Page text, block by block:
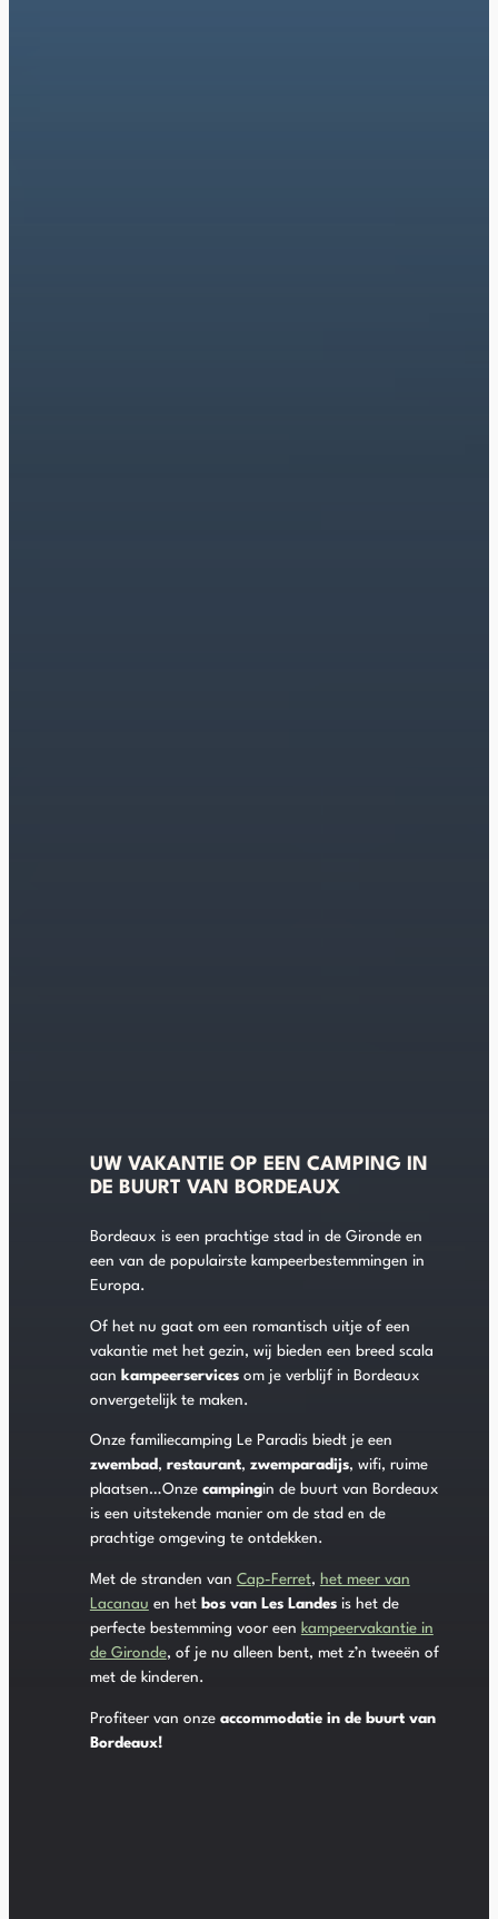
UW VAKANTIE OP EEN CAMPING IN
DE BUURT VAN BORDEAUX
Bordeaux is een prachtige stad in de Gironde en
een van de populairste kampeerbestemmingen in
Europa.
Of het nu gaat om een romantisch uitje of een
vakantie met het gezin, wij bieden een breed scala
aan kampeerservices om je verblijf in Bordeaux
onvergetelijk te maken.
Onze familiecamping Le Paradis biedt je een
zwembad , restaurant, zwemparadijs, wifi, ruime
plaatsen…Onze campingin de buurt van Bordeaux
is een uitstekende manier om de stad en de
prachtige omgeving te ontdekken.
Met de stranden van Cap-Ferret, het meer van
Lacanau en het bos van Les Landesis het de
perfecte bestemming voor een kampeervakantie in
de Gironde, of je nu alleen bent, met z’n tweeën of
met de kinderen.
Profiteer van onzeaccommodatie in de buurt van
Bordeaux!